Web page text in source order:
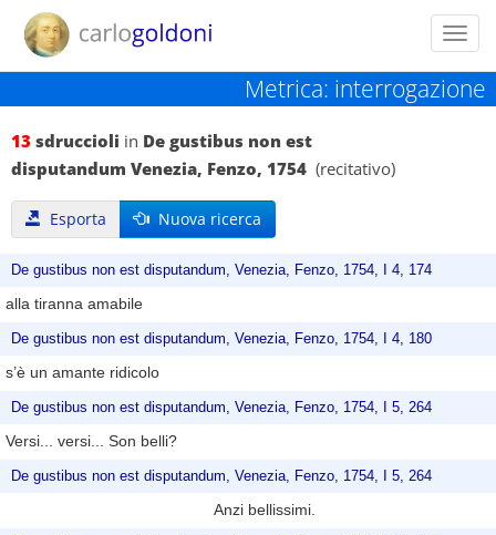
Metrica: interrogazione
13 sdruccioli in De gustibus non est
disputandum Venezia, Fenzo, 1754 (recitativo)
Esporta Nuova ricerca
De gustibus non est disputandum, Venezia, Fenzo, 1754, I 4, 174
alla tiranna amabile
De gustibus non est disputandum, Venezia, Fenzo, 1754, I 4, 180
s’è un amante ridicolo
De gustibus non est disputandum, Venezia, Fenzo, 1754, I 5, 264
Versi... versi... Son belli?
De gustibus non est disputandum, Venezia, Fenzo, 1754, I 5, 264
Anzi bellissimi.